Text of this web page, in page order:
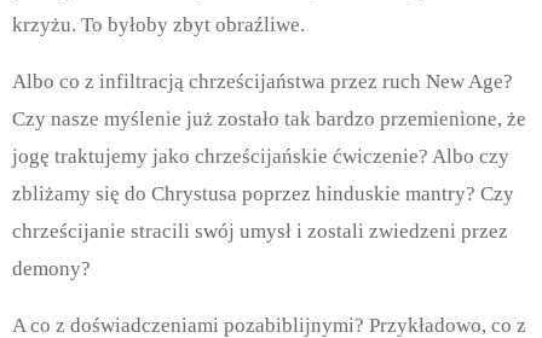
krzyżu. To byłoby zbyt obraźliwe.
Albo co z infiltracją chrześcijaństwa przez ruch New Age?
Czy nasze myślenie już zostało tak bardzo przemienione, że
jogę traktujemy jako chrześcijańskie ćwiczenie? Albo czy
zbliżamy się do Chrystusa poprzez hinduskie mantry? Czy
chrześcijanie stracili swój umysł i zostali zwiedzeni przez
demony?
A co z doświadczeniami pozabiblijnymi? Przykładowo, co z